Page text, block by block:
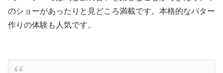
のショーがあったりと見どころ満載です。本格的なバター
作りの体験も人気です。